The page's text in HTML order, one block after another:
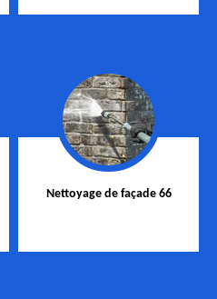
Nettoyage de façade 66